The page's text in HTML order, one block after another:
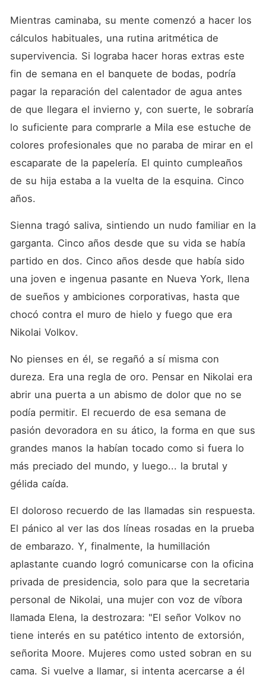
Mientras caminaba, su mente comenzó a hacer los
cálculos habituales, una rutina aritmética de
supervivencia. Si lograba hacer horas extras este
fin de semana en el banquete de bodas, podría
pagar la reparación del calentador de agua antes
de que llegara el invierno y, con suerte, le sobraría
lo suficiente para comprarle a Mila ese estuche de
colores profesionales que no paraba de mirar en el
escaparate de la papelería. El quinto cumpleaños
de su hija estaba a la vuelta de la esquina. Cinco
años.
Sienna tragó saliva, sintiendo un nudo familiar en la
garganta. Cinco años desde que su vida se había
partido en dos. Cinco años desde que había sido
una joven e ingenua pasante en Nueva York, llena
de sueños y ambiciones corporativas, hasta que
chocó contra el muro de hielo y fuego que era
Nikolai Volkov.
No pienses en él, se regañó a sí misma con
dureza. Era una regla de oro. Pensar en Nikolai era
abrir una puerta a un abismo de dolor que no se
podía permitir. El recuerdo de esa semana de
pasión devoradora en su ático, la forma en que sus
grandes manos la habían tocado como si fuera lo
más preciado del mundo, y luego... la brutal y
gélida caída.
El doloroso recuerdo de las llamadas sin respuesta.
El pánico al ver las dos líneas rosadas en la prueba
de embarazo. Y, finalmente, la humillación
aplastante cuando logró comunicarse con la oficina
privada de presidencia, solo para que la secretaria
personal de Nikolai, una mujer con voz de víbora
llamada Elena, la destrozara: "El señor Volkov no
tiene interés en su patético intento de extorsión,
señorita Moore. Mujeres como usted sobran en su
cama. Si vuelve a llamar, si intenta acercarse a él